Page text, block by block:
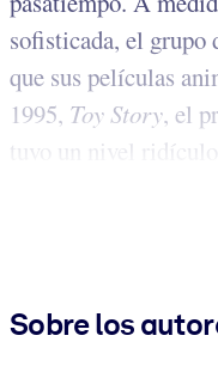
sofisticada, el grupo
que sus películas
1995, Toy Story, el
tuvo un nivel ridículo...
Sobre los